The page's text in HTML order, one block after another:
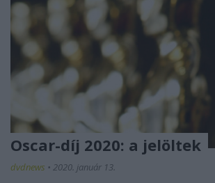
Oscar-díj 2020: a jelöltek
dvdnews • 2020. január 13.